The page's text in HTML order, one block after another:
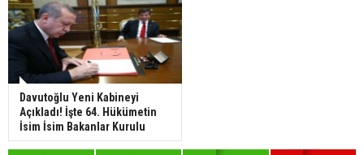
Davutoğlu Yeni Kabineyi
Açıkladı! İşte 64. Hükümetin
İsim İsim Bakanlar Kurulu